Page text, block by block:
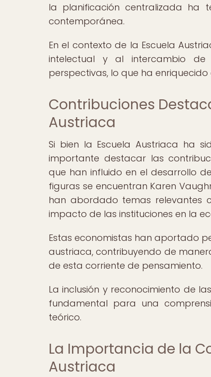
la planificación centralizada ha
contemporánea.
En el contexto de la Escuela
intelectual y al intercambio de
perspectivas, lo que ha
Contribuciones
Austriaca
Si bien la Escuela Austriaca ha
importante destacar las
que han influido en el desarrollo
figuras se encuentran Karen
han abordado temas relevantes
impacto de las instituciones en la
Estas economistas han aportado
austriaca, contribuyendo de
de esta corriente de pensamiento.
La inclusión y reconocimiento de
fundamental para una
teórico.
La Importancia de la
Austriaca